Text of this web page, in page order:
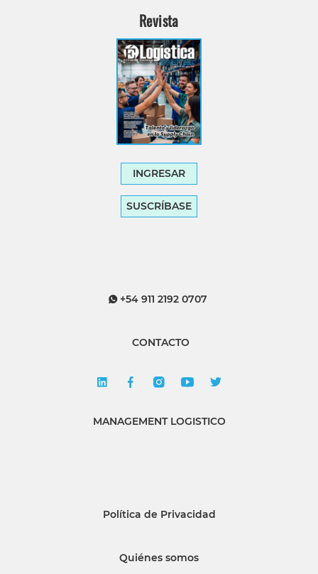
Revista
INGRESAR
SUSCRÍBASE
+54 911 2192 0707
CONTACTO
MANAGEMENT LOGISTICO
Política de Privacidad
Quiénes somos